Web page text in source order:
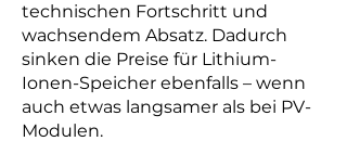
technischen Fortschritt und
wachsendem Absatz. Dadurch
sinken die Preise für Lithium-
Ionen-Speicher ebenfalls – wenn
auch etwas langsamer als bei PV-
Modulen.